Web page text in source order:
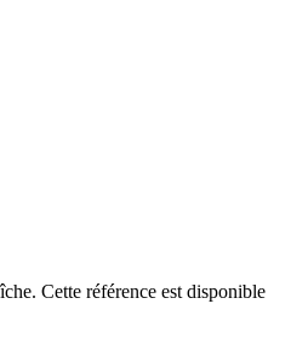
Cette référence est disponible